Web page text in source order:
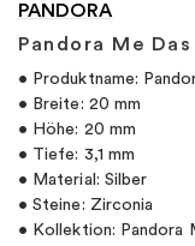
PANDORA
Pandora Me
• Produktname:
• Breite: 20 mm
• Höhe: 20 mm
• Tiefe: 3,1 mm
• Material: Silber
• Steine: Zirconia
• Kollektion: Pandora